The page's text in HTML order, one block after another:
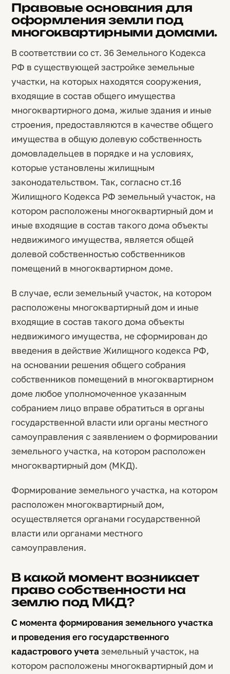
Правовые основания для
оформления земли под
многоквартирными домами.
В соответствии со ст. 36 Земельного Кодекса
РФ в существующей застройке земельные
участки, на которых находятся сооружения,
входящие в состав общего имущества
многоквартирного дома, жилые здания и иные
строения, предоставляются в качестве общего
имущества в общую долевую собственность
домовладельцев в порядке и на условиях,
которые установлены жилищным
законодательством. Так, согласно ст.16
Жилищного Кодекса РФ земельный участок, на
котором расположены многоквартирный дом и
иные входящие в состав такого дома объекты
недвижимого имущества, является общей
долевой собственностью собственников
помещений в многоквартирном доме.
В случае, если земельный участок, на котором
расположены многоквартирный дом и иные
входящие в состав такого дома объекты
недвижимого имущества, не сформирован до
введения в действие Жилищного кодекса РФ,
на основании решения общего собрания
собственников помещений в многоквартирном
доме любое уполномоченное указанным
собранием лицо вправе обратиться в органы
государственной власти или органы местного
самоуправления с заявлением о формировании
земельного участка, на котором расположен
многоквартирный дом (МКД).
Формирование земельного участка, на котором
расположен многоквартирный дом,
осуществляется органами государственной
власти или органами местного
самоуправления.
В какой момент возникает
право собственности на
землю под МКД?
С момента формирования земельного участка
и проведения его государственного
кадастрового учета земельный участок, на
котором расположены многоквартирный дом и